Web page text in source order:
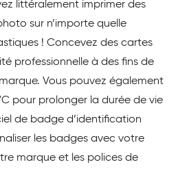
littéralement imprimer des
sur n’importe quelle
! Concevez des cartes
professionnelle à des fins de
Vous pouvez également
pour prolonger la durée de vie
de badge d’identification
les badges avec votre
marque et les polices de